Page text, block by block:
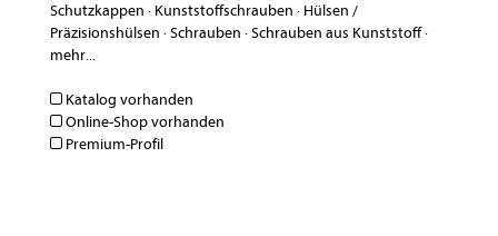
Schutzkappen · Kunststoffschrauben · Hülsen /
Präzisionshülsen ·Schrauben ·Schrauben aus Kunststoff·
mehr...
Katalog vorhanden
Online-Shop vorhanden
Premium-Profil